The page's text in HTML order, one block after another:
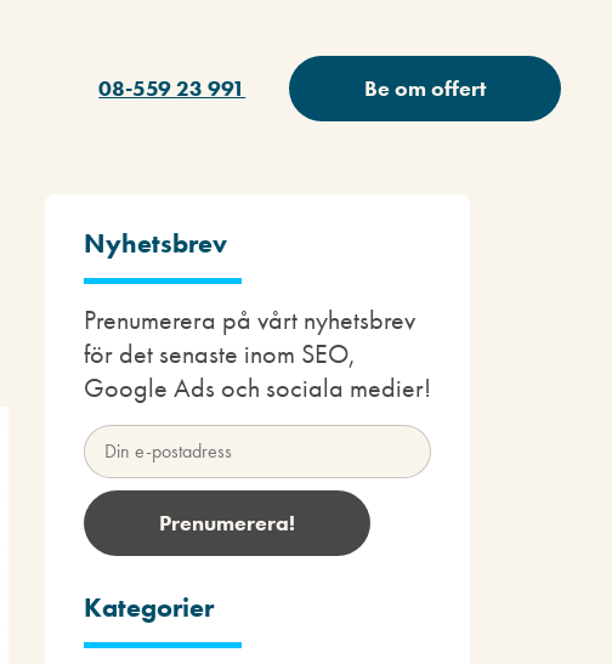
08-559 23 991 Be om offert
Nyhetsbrev
Prenumerera på vårt nyhetsbrev
för det senaste inom SEO,
Google Ads och sociala medier!
Kategorier